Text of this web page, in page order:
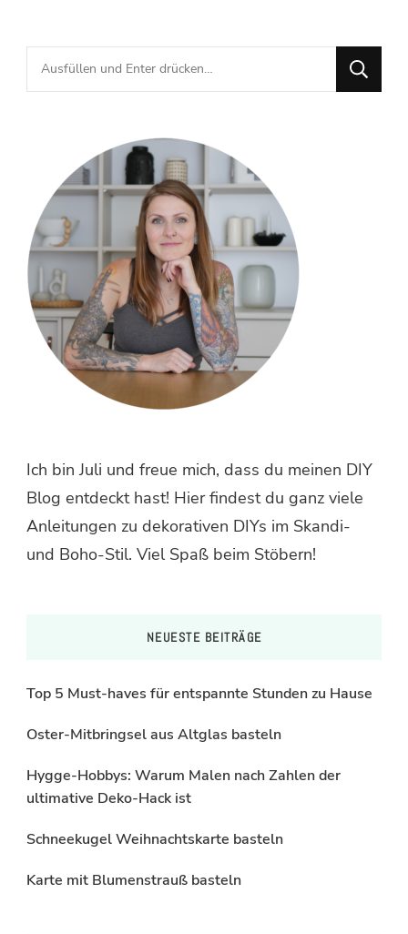
Suchst
du
Ich bin Juli und freue mich, dass du meinen DIY
Blog entdeckt hast! Hier findest du ganz viele
Anleitungen zu dekorativen DIYs im Skandi-
und Boho-Stil. Viel Spaß beim Stöbern!
NEUESTE BEITRÄGE
Top 5 Must-haves für entspannte Stunden zu Hause
Oster-Mitbringsel aus Altglas basteln
Hygge-Hobbys: Warum Malen nach Zahlen der
ultimative Deko-Hack ist
Schneekugel Weihnachtskarte basteln
Karte mit Blumenstrauß basteln